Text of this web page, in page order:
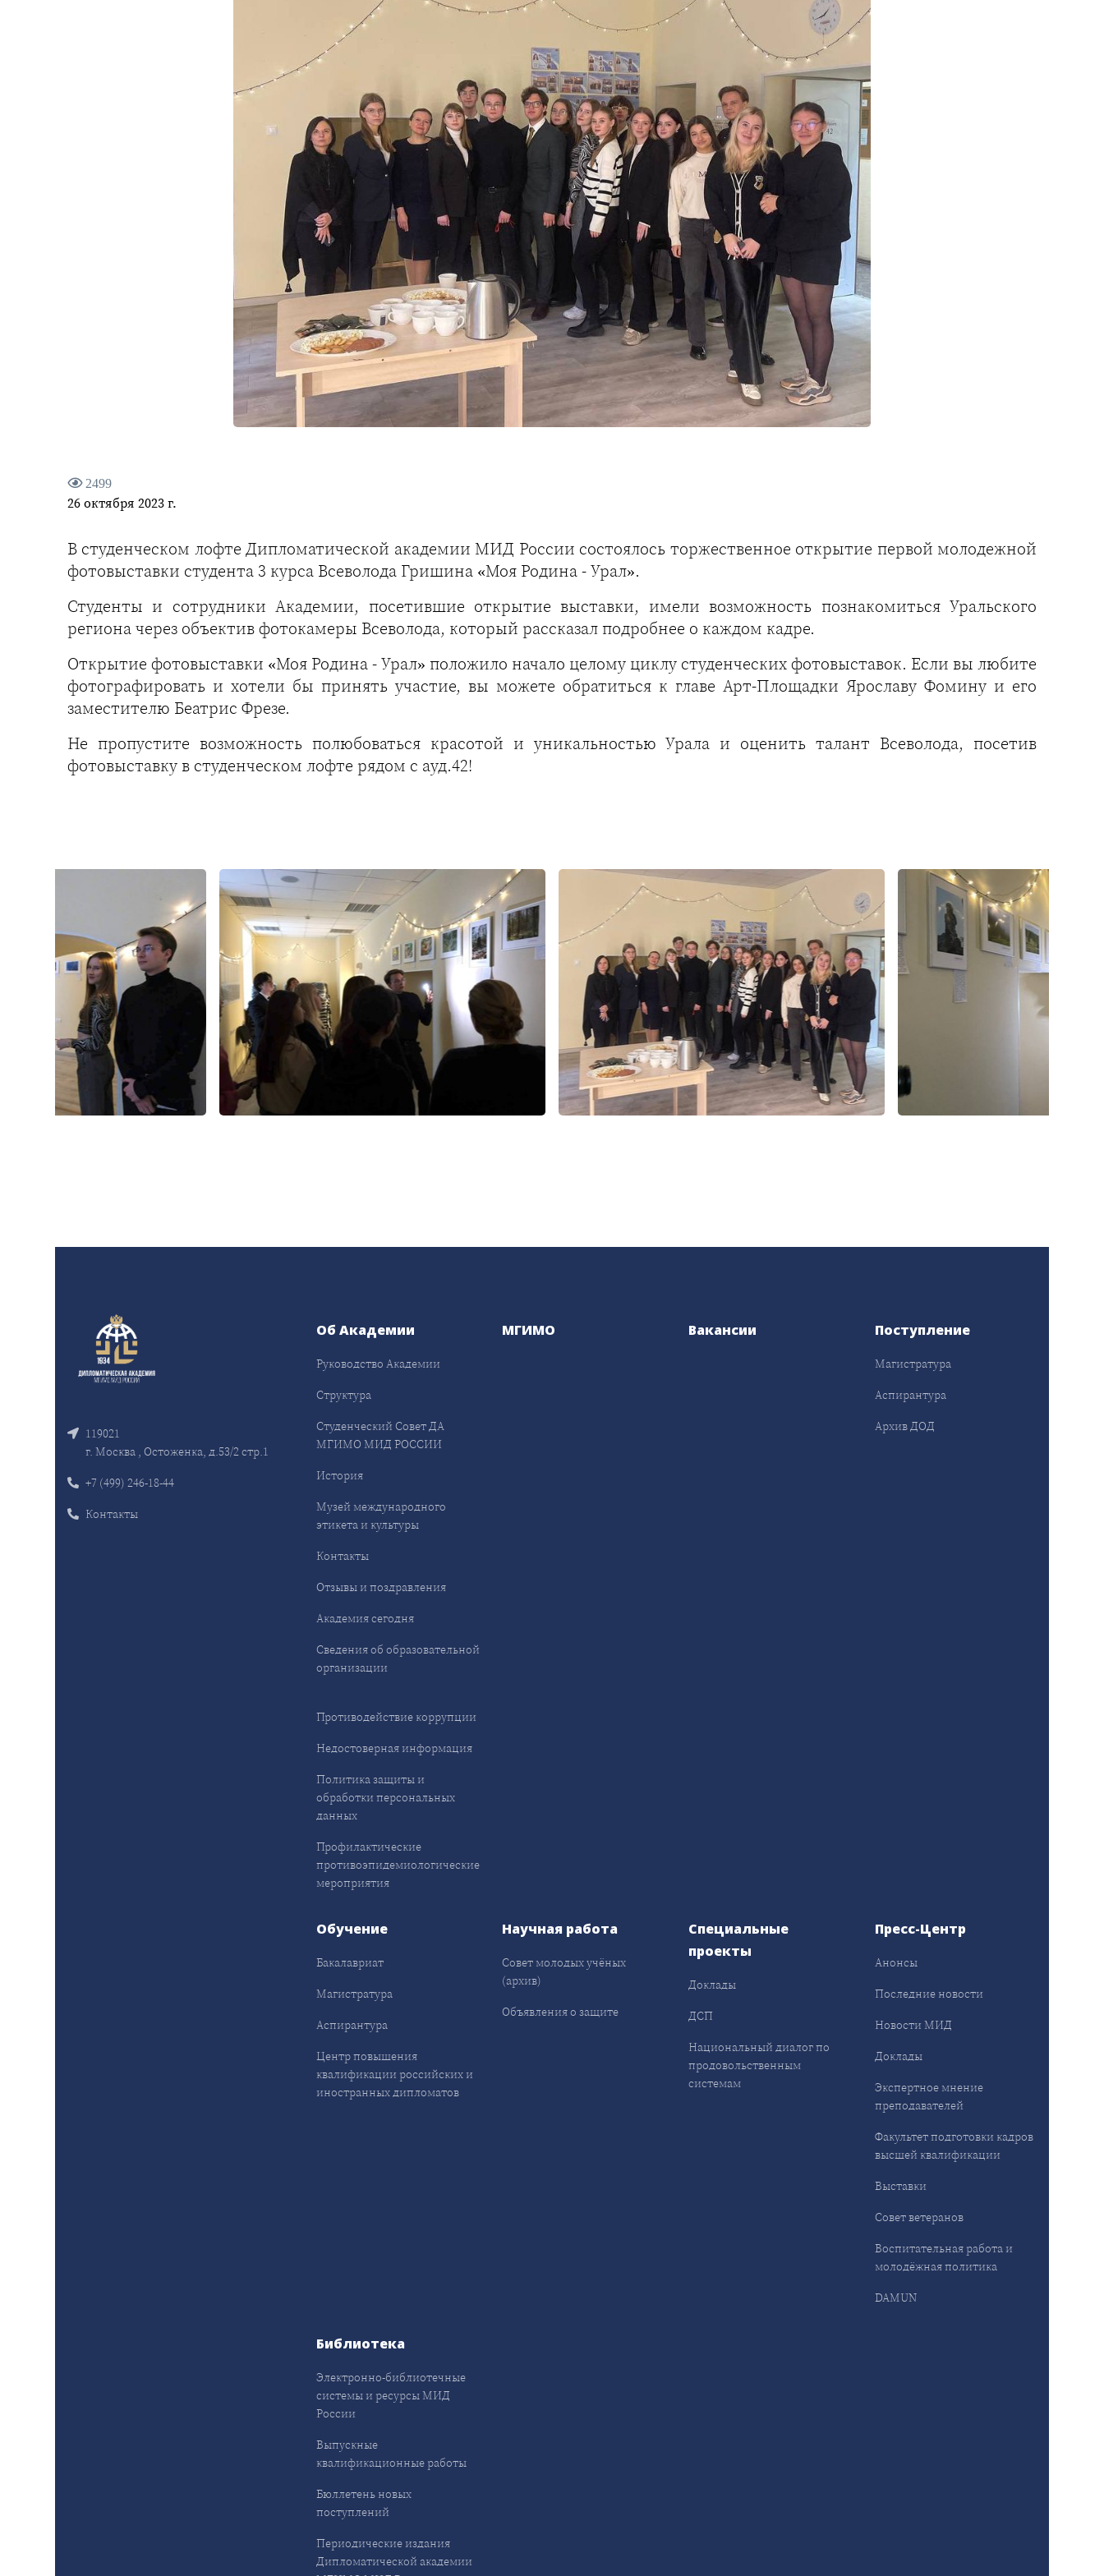
2499
26 октября 2023 г.
В студенческом лофте Дипломатической академии МИД России состоялось торжественное открытие первой молодежной
фотовыставки студента 3 курса Всеволода Гришина «Моя Родина - Урал».
Студенты и сотрудники Академии, посетившие открытие выставки, имели возможность познакомиться Уральского
региона через объектив фотокамеры Всеволода, который рассказал подробнее о каждом кадре.
Открытие фотовыставки «Моя Родина - Урал» положило начало целому циклу студенческих фотовыставок. Если вы любите
фотографировать и хотели бы принять участие, вы можете обратиться к главе Арт-Площадки Ярославу Фомину и его
заместителю Беатрис Фрезе.
Не пропустите возможность полюбоваться красотой и уникальностью Урала и оценить талант Всеволода, посетив
фотовыставку в студенческом лофте рядом с ауд.42!
119021
г. Москва , Остоженка, д.53/2 стр.1
+7 (499) 246-18-44
Контакты
Об Академии
Руководство Академии
Структура
Студенческий Совет ДА
МГИМО МИД РОССИИ
История
Музей международного
этикета и культуры
Контакты
Отзывы и поздравления
Академия сегодня
Сведения об образовательной
организации
Противодействие коррупции
Недостоверная информация
Политика защиты и
обработки персональных
данных
Профилактические
противоэпидемиологические
мероприятия
МГИМО Вакансии Поступление
Магистратура
Аспирантура
Архив ДОД
Обучение
Бакалавриат
Магистратура
Аспирантура
Центр повышения
квалификации российских и
иностранных дипломатов
Научная работа
Совет молодых учёных
(архив)
Объявления о защите
Специальные
проекты
Доклады
ДСП
Национальный диалог по
продовольственным
системам
Пресс-Центр
Анонсы
Последние новости
Новости МИД
Доклады
Экспертное мнение
преподавателей
Факультет подготовки кадров
высшей квалификации
Выставки
Совет ветеранов
Воспитательная работа и
молодёжная политика
DAMUN
Библиотека
Электронно-библиотечные
системы и ресурсы МИД
России
Выпускные
квалификационные работы
Бюллетень новых
поступлений
Периодические издания
Дипломатической академии